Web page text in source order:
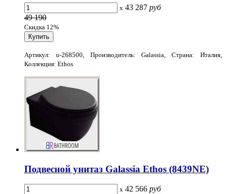
x 43 287 руб
49 190
Скидка 12%
Артикул: u-268500, Производитель: Galassia, Страна: Италия,
Коллекция: Ethos
Подвесной унитаз Galassia Ethos (8439NE)
x 42 566 руб